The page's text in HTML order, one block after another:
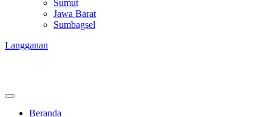
Sumut
Jawa Barat
Sumbagsel
Langganan
Beranda